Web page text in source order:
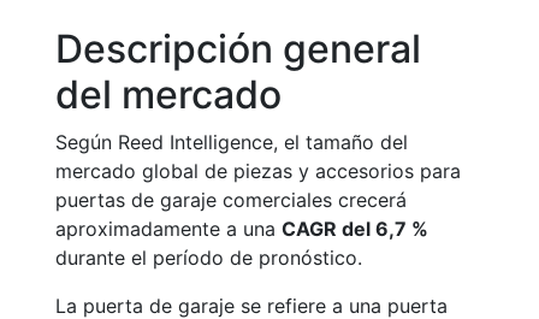
Descripción general
del mercado
Según Reed Intelligence, el tamaño del
mercado global de piezas y accesorios para
puertas de garaje comerciales crecerá
aproximadamente a una CAGR del 6,7 %
durante el período de pronóstico.
La puerta de garaje se refiere a una puerta